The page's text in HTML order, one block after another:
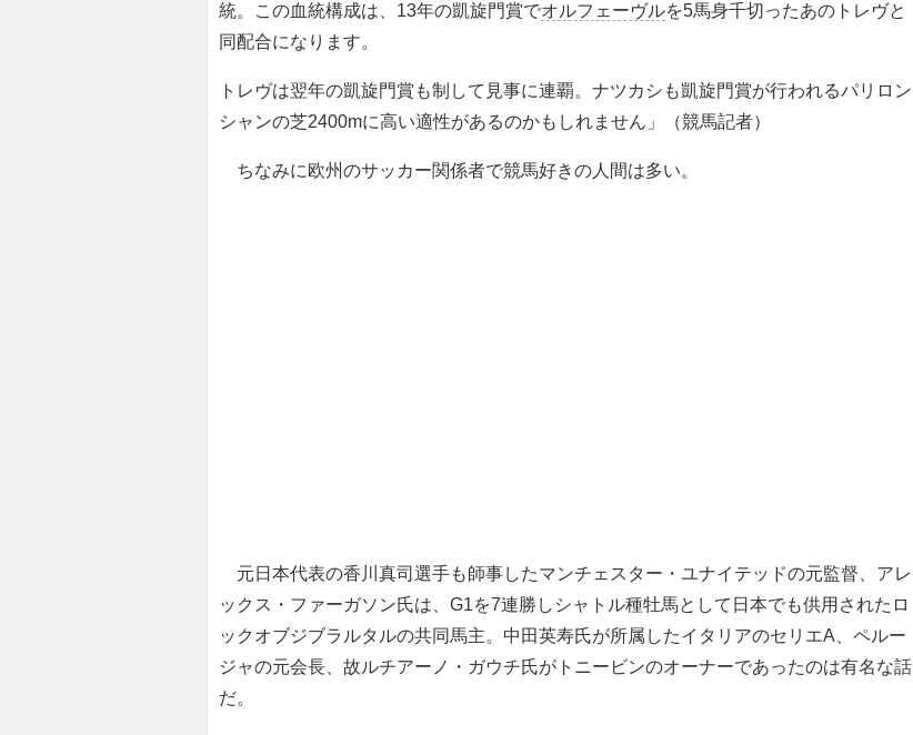
統。この血統構成は、13年の凱旋門賞でオルフェーヴルを5馬身千切ったあのトレヴと
同配合になります。
トレヴは翌年の凱旋門賞も制して見事に連覇。ナツカシも凱旋門賞が行われるパリロン
シャンの芝2400mに高い適性があるのかもしれません」（競馬記者）
ちなみに欧州のサッカー関係者で競馬好きの人間は多い。
元日本代表の香川真司選手も師事したマンチェスター・ユナイテッドの元監督、アレ
ックス・ファーガソン氏は、G1を7連勝しシャトル種牡馬として日本でも供用されたロ
ックオブジブラルタルの共同馬主。中田英寿氏が所属したイタリアのセリエA、ペルー
ジャの元会長、故ルチアーノ・ガウチ氏がトニービンのオーナーであったのは有名な話
だ。